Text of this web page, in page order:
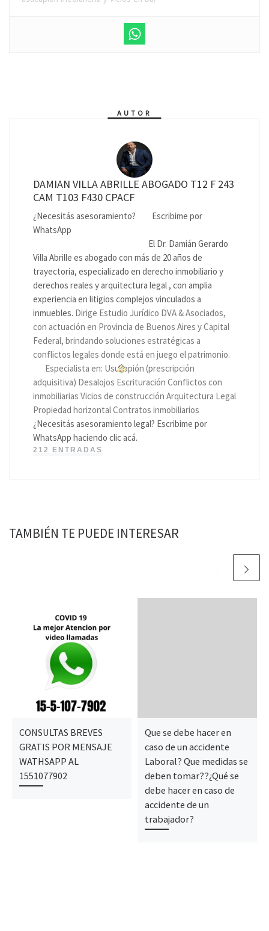
AUTOR
DAMIAN VILLA ABRILLE ABOGADO T12 F 243
CAM T103 F430 CPACF
¿Necesitás asesoramiento?
Escribime por
WhatsApp
El Dr. Damián Gerardo
Villa Abrille es abogado con más de 20 años de
trayectoria, especializado en derecho inmobiliario y
derechos reales y arquitectura legal , con amplia
experiencia en litigios complejos vinculados a
inmuebles. Dirige Estudio Jurídico DVA & Asociados,
con actuación en Provincia de Buenos Aires y Capital
Federal, brindando soluciones estratégicas a
conflictos legales donde está en juego el patrimonio.
Especialista en: Usucapión (prescripción
adquisitiva) Desalojos Escrituración Conflictos con
inmobiliarias Vicios de construcción Arquitectura Legal
Propiedad horizontal Contratos inmobiliarios
¿Necesitás asesoramiento legal? Escribime por
WhatsApp haciendo clic acá.
212 ENTRADAS
TAMBIÉN TE PUEDE INTERESAR
CONSULTAS BREVES
GRATIS POR MENSAJE
WATHSAPP AL
1551077902
Que se debe hacer en
caso de un accidente
Laboral? Que medidas se
deben tomar??¿Qué se
debe hacer en caso de
accidente de un
trabajador?